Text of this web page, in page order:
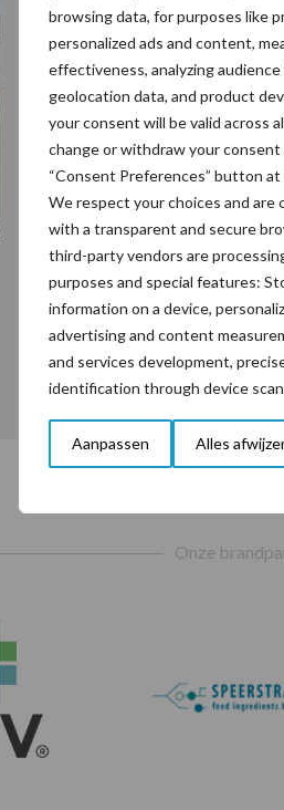
browsing data, for purposes like
personalized ads and content,
effectiveness, analyzing
geolocation data, and product
your consent will be valid across
change or withdraw your
“Consent Preferences” button
We respect your choices and
with a transparent and secure
third-party vendors are
purposes and special features:
information on a device,
advertising and content
and services development,
identification through device
Aanpassen Alles
De speenhuid: een
risicofactor voor
Toon
Onze